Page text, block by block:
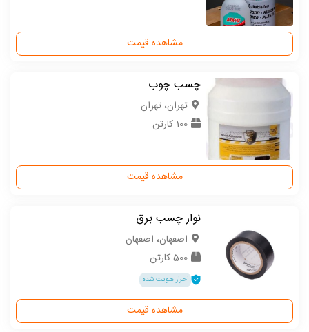
مشاهده قیمت
چسب چوب
تهران، تهران
100 کارتن
مشاهده قیمت
نوار چسب برق
اصفهان، اصفهان
500 کارتن
احراز هویت شده
مشاهده قیمت